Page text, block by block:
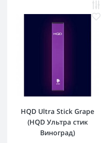
HQD Ultra Stick Grape
(HQD Ультра стик
Виноград)